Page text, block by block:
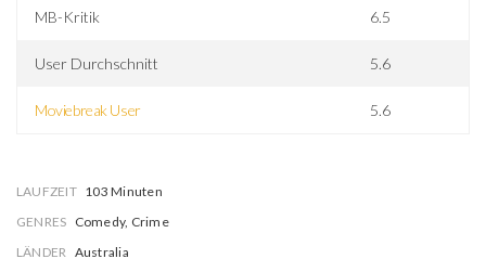
MB-Kritik 6.5
User Durchschnitt 5.6
Moviebreak User 5.6
LAUFZEIT 103 Minuten
GENRES Comedy, Crime
LÄNDER Australia